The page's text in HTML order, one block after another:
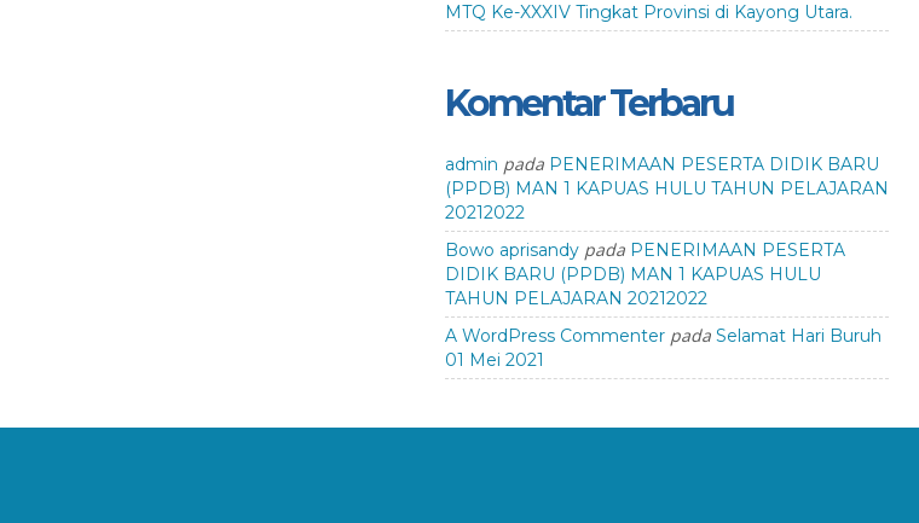
MTQ Ke-XXXIV Tingkat Provinsi di Kayong Utara.
Komentar Terbaru
admin pada PENERIMAAN PESERTA DIDIK BARU
(PPDB) MAN 1 KAPUAS HULU TAHUN PELAJARAN
20212022
Bowo aprisandypada PENERIMAAN PESERTA
DIDIK BARU (PPDB) MAN 1 KAPUAS HULU
TAHUN PELAJARAN 20212022
A WordPress Commenterpada Selamat Hari Buruh
01 Mei 2021